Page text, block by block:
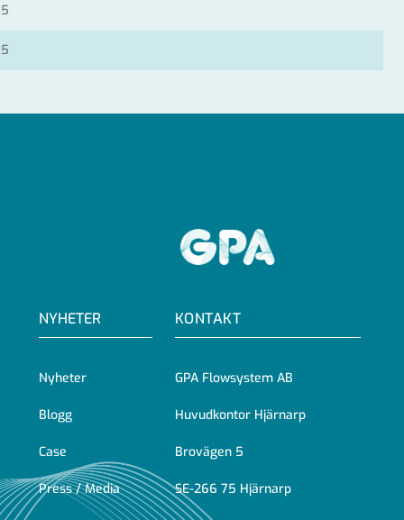
NYHETER
Nyheter
Blogg
Case
Press / Media
KONTAKT
GPA Flowsystem AB
Huvudkontor Hjärnarp
Brovägen 5
SE-266 75 Hjärnarp